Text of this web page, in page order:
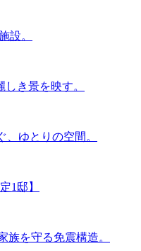
設。
き景を映す。
、ゆとりの空間。
1邸】
族を守る免震構造。